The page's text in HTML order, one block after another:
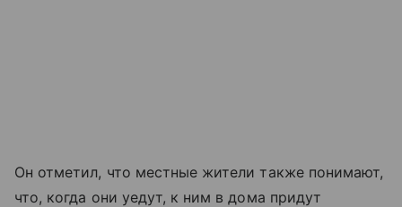
Он отметил, что местные жители также понимают,
что, когда они уедут, к ним в дома придут